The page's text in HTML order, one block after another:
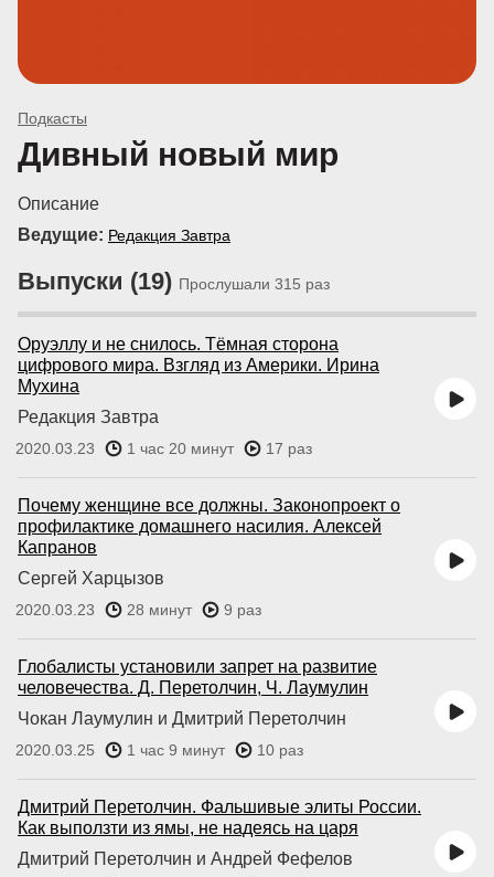
Подкасты
Дивный новый мир
Описание
Ведущие: Редакция Завтра
Выпуски (19) Прослушали 315 раз
Оруэллу и не снилось. Тёмная сторона
цифрового мира. Взгляд из Америки. Ирина
Мухина
Редакция Завтра
2020.03.23 1 час 20 минут 17 раз
Почему женщине все должны. Законопроект о
профилактике домашнего насилия. Алексей
Капранов
Сергей Харцызов
2020.03.23 28 минут 9 раз
Глобалисты установили запрет на развитие
человечества. Д. Перетолчин, Ч. Лаумулин
Чокан Лаумулин и Дмитрий Перетолчин
2020.03.25 1 час 9 минут 10 раз
Дмитрий Перетолчин. Фальшивые элиты России.
Как выползти из ямы, не надеясь на царя
Дмитрий Перетолчин и Андрей Фефелов